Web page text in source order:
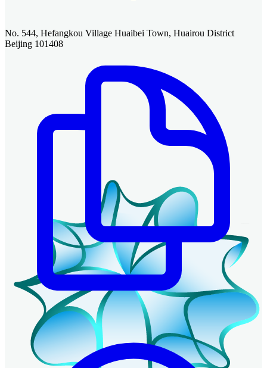
No. 544, Hefangkou Village Huaibei Town, Huairou District
Beijing 101408